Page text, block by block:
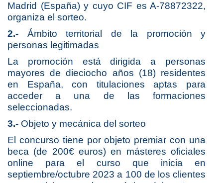
Madrid (España) y cuyo CIF es A-78872322,
organiza el sorteo.
2.- Ámbito territorial de la promoción y
personas legitimadas
La promoción está dirigida a personas
mayores de dieciocho años (18) residentes
en España, con titulaciones aptas para
acceder a una de las formaciones
seleccionadas.
3.- Objeto y mecánica del sorteo
El concurso tiene por objeto premiar con una
beca (de 200€ euros) en másteres oficiales
online para el curso que inicia en
septiembre/octubre 2023 a 100 de los clientes